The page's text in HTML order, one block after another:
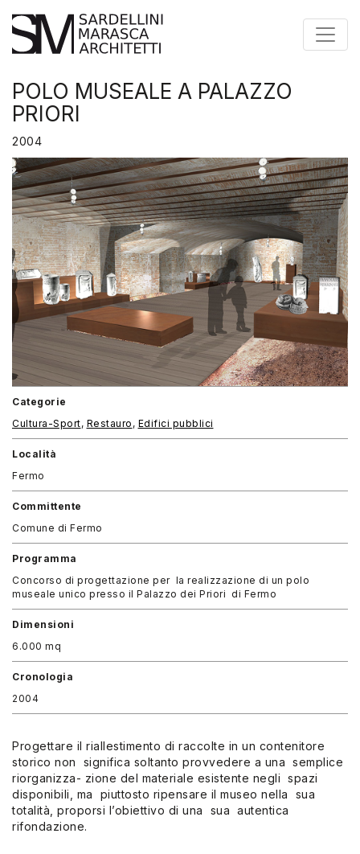
POLO MUSEALE A PALAZZO
PRIORI
2004
Categorie
Cultura-Sport, Restauro , Edifici pubblici
Località
Fermo
Committente
Comune di Fermo
Programma
Concorso di progettazione per la realizzazione di un polo
museale unico presso il Palazzo dei Priori di Fermo
Dimensioni
6.000 mq
Cronologia
2004
Progettare il riallestimento di raccolte in un contenitore
storico non significa soltanto provvedere a una semplice
riorganizza- zione del materiale esistente negli spazi
disponibili, ma piuttosto ripensare il museo nella sua
totalità, proporsi l’obiettivo di una sua autentica
rifondazione.